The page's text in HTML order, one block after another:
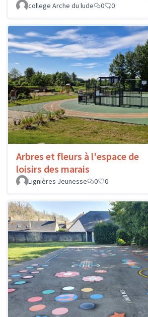
college Arche du lude
0 0
Arbres et fleurs à l'espace de
loisirs des marais
Lignières Jeunesse
0 0